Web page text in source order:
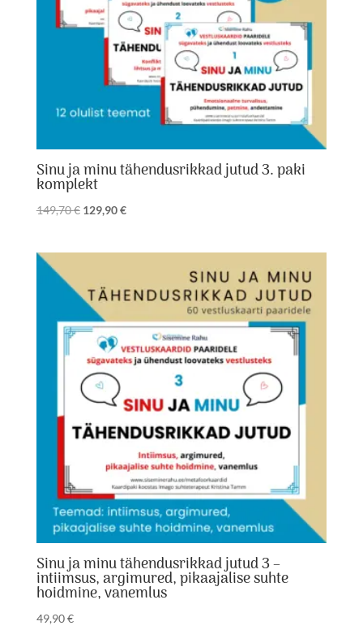
Sinu ja minu tähendusrikkad jutud 3. paki
komplekt
149,70€ Algne
129,90€Praegune
Sinu ja minu tähendusrikkad jutud 3 –
intiimsus, argimured, pikaajalise suhte
hoidmine, vanemlus
49,90€